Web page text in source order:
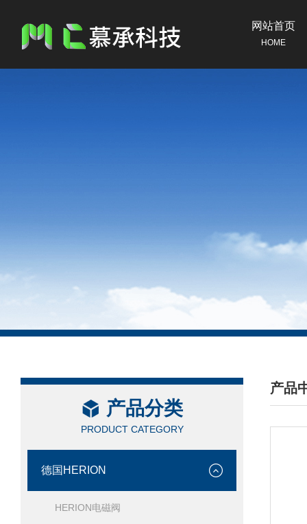
网站首页
HOME
产品分类
PRODUCT CATEGORY
德国HERION
HERION电磁阀
产品
/